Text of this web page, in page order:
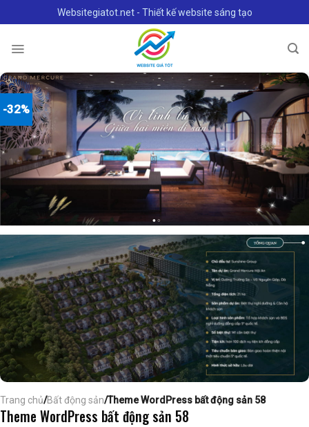
to
Websitegiatot.net - Thiết kế website sáng tạo
-32%
Trang chủ/Bất động sản/Theme WordPress bất động sản 58
Theme WordPress bất động sản 58